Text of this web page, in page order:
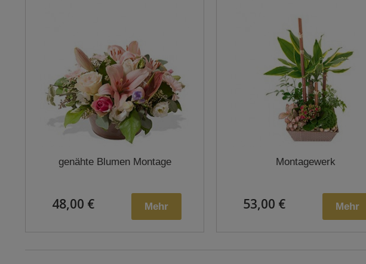
genähte Blumen Montage
48,00 € Mehr
Montagewerk
53,00 € Mehr